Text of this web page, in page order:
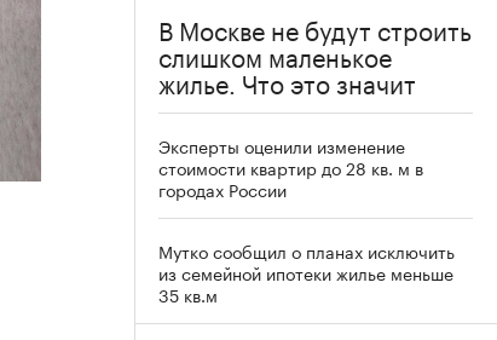
В Москве не будут строить
слишком маленькое
жилье. Что это значит
Эксперты оценили изменение
стоимости квартир до 28 кв. м в
городах России
Мутко сообщил о планах исключить
из семейной ипотеки жилье меньше
35 кв.м